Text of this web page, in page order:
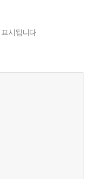
표시됩니다